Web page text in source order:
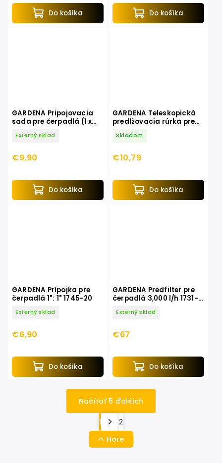
Do košíka Do košíka
GARDENA Pripojovacia
sada pre čerpadlá (1 x
Externý sklad
€9,90
Do košíka
GARDENA Teleskopická
predlžovacia rúrka pre
20
Skladom
€10,79
Do košíka
GARDENA Prípojka pre
čerpadlá 1": 1" 1745-20
Externý sklad
€6,90
Do košíka
GARDENA Predfilter pre
čerpadlá 3,000 l/h 1731-
Externý sklad
€67
Do košíka
Načítať 5 ďalších
1
2
Hore